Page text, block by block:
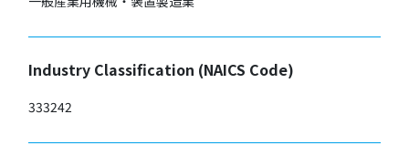
Industry Classification (NAICS Code)
333242